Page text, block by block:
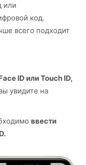
или
код.
всего подходит
ID или Touch ID,
увидите на
ввести